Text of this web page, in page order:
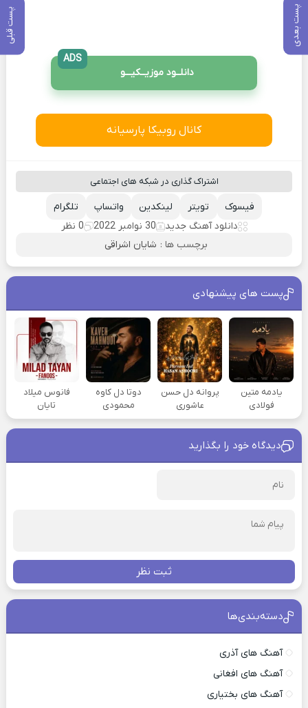
پست بعدی پست قبلی
دانلــود موزیــکیـــو
ADS
کانال روبیکا پارسیانه
اشتراک گذاری در شبکه های اجتماعی
تلگرام واتساپ لینکدین تویتر
فیسوک
دانلود آهنگ جدید
30 نوامبر 2022
0 نظر
برچسب ها : شایان اشراقی
پست های پیشنهادی
یادمه متین
فولادی
پروانه دل حسن
عاشوری
دوتا دل کاوه
محمودی
فانوس میلاد
تایان
دیدگاه خود را بگذارید
ثبت نظر
دسته‌بندی‌ها
آهنگ های آذری
آهنگ های افغانی
آهنگ های بختیاری